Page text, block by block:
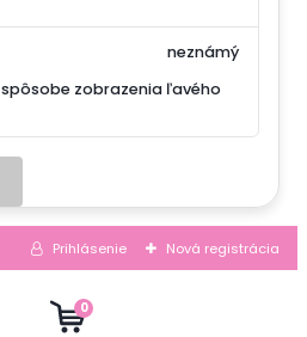
zobrazenia ľavého
neznámý
Prihlásenie Nová registrácia
0